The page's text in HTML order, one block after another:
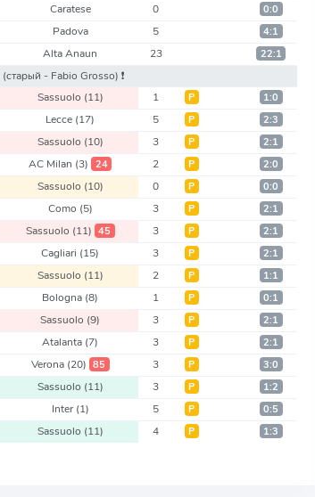
Caratese 0 0:0
Padova 5 4:1
Alta Anaun 23 22:1
(старый - Fabio Grosso) ❗️
Sassuolo (11) 1 Р 1:0
Lecce (17) 5 Р 2:3
Sassuolo (10) 3 Р 2:1
AC Milan (3) 24 2 Р 2:0
Sassuolo (10) 0 Р 0:0
Como (5) 3 Р 2:1
Sassuolo (11) 45 3 Р 2:1
Cagliari (15) 3 Р 2:1
Sassuolo (11) 2 Р 1:1
Bologna (8) 1 Р 0:1
Sassuolo (9) 3 Р 2:1
Atalanta (7) 3 Р 2:1
Verona (20) 85 3 Р 3:0
Sassuolo (11) 3 Р 1:2
Inter(1) 5 Р 0:5
Sassuolo (11) 4 Р 1:3